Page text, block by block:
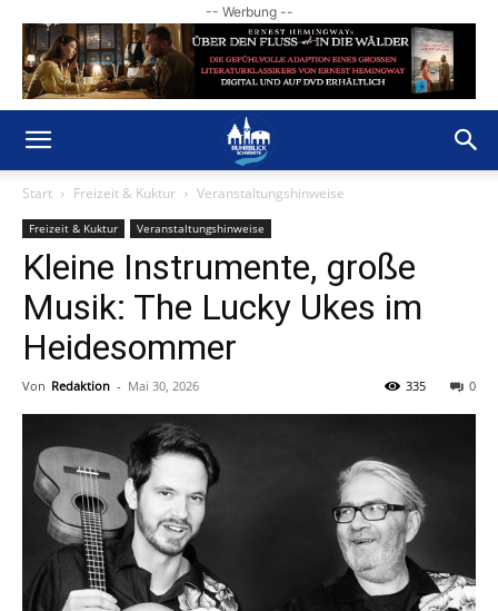
-- Werbung --
Start Freizeit & Kuktur Veranstaltungshinweise
Freizeit & Kuktur Veranstaltungshinweise
Kleine Instrumente, große
Musik: The Lucky Ukes im
Heidesommer
Von Redaktion - Mai 30, 2026 0
335